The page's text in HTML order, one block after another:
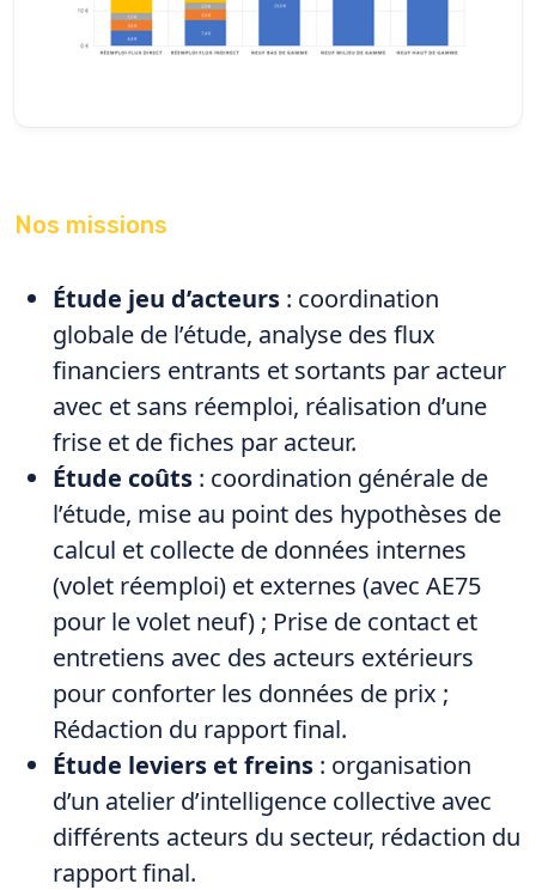
Nos missions
Étude jeu d’acteurs : coordination
globale de l’étude, analyse des flux
financiers entrants et sortants par acteur
avec et sans réemploi, réalisation d’une
frise et de fiches par acteur.
Étude coûts : coordination générale de
l’étude, mise au point des hypothèses de
calcul et collecte de données internes
(volet réemploi) et externes (avec AE75
pour le volet neuf) ; Prise de contact et
entretiens avec des acteurs extérieurs
pour conforter les données de prix ;
Rédaction du rapport final.
Étude leviers et freins : organisation
d’un atelier d’intelligence collective avec
différents acteurs du secteur, rédaction du
rapport final.